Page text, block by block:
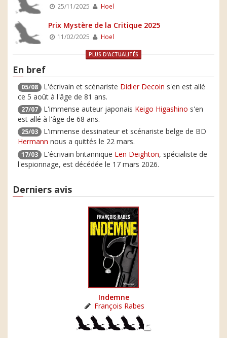
25/11/2025 Hoel
Prix Mystère de la Critique 2025
11/02/2025 Hoel
PLUS D'ACTUALITÉS
En bref
05/08 L'écrivain et scénariste Didier Decoin s'en est allé
ce 5 août à l'âge de 81 ans.
27/07 L'immense auteur japonais Keigo Higashino s'en
est allé à l'âge de 68 ans.
25/03
L'immense dessinateur et scénariste belge de BD
Hermann nous a quittés le 22 mars.
17/03 L'écrivain britannique Len Deighton, spécialiste de
l'espionnage, est décédée le 17 mars 2026.
Derniers avis
Indemne
François Rabes